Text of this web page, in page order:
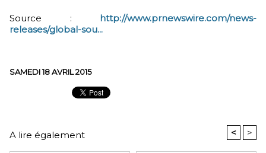
Source : http://www.prnewswire.com/news-
releases/global-sou...
SAMEDI 18 AVRIL 2015
A lire également < >